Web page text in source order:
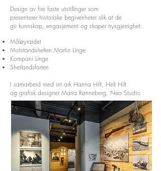
Design av fire faste utstillinger som
presenterer historiske begivenheter slik at de
gir kunnskap, engasjement og skaper nysgjerrighet.
Måløyraidet
Motstandshelten Martin Linge
Kompani Linge
Shetlandsfarten
I samarbeid med int.ark Hanna Hilt, Helt Hilt
og grafisk designer Maria Rønneberg, Neo Studio